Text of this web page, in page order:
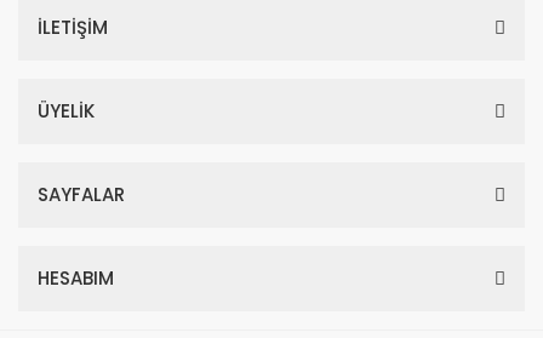
İLETİŞİM
ÜYELİK
SAYFALAR
HESABIM